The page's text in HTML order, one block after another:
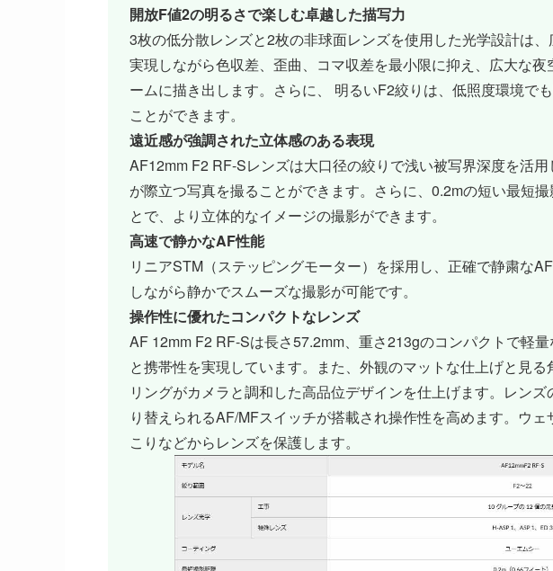
開放F値2の明るさで楽しむ卓越した描写力
3枚の低分散レンズと2枚の非球面レンズを使用した光学設計は
実現しながら色収差、歪曲、コマ収差を最小限に抑え、広大な
ームに描き出します。さらに、 明るいF2絞りは、低照度環境で
ことができます。
遠近感が強調された立体感のある表現
AF12mm F2 RF-Sレンズは大口径の絞りで浅い被写界深度を活
が際立つ写真を撮ることができます。さらに、0.2mの短い最短
とで、より立体的なイメージの撮影ができます。
高速で静かなAF性能
リニアSTM（ステッピングモーター）を採用し、正確で静粛な
しながら静かでスムーズな撮影が可能です。
操作性に優れたコンパクトなレンズ
AF 12mm F2 RF-Sは長さ57.2mm、重さ213gのコンパクトで軽
と携帯性を実現しています。また、外観のマットな仕上げと見
リングがカメラと調和した高品位デザインを仕上げます。レン
り替えられるAF/MFスイッチが搭載され操作性を高めます。ウ
こりなどからレンズを保護します。